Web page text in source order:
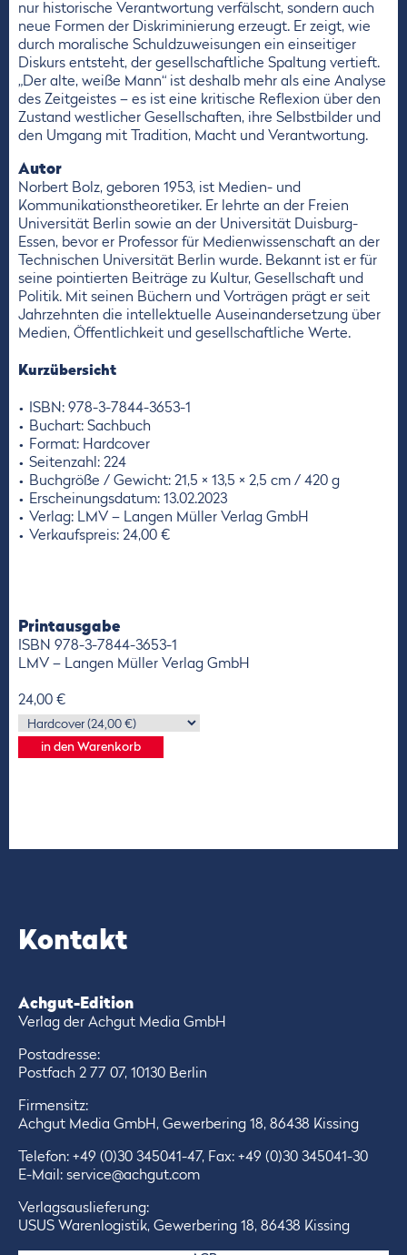
nur historische Verantwortung verfälscht, sondern auch
neue Formen der Diskriminierung erzeugt. Er zeigt, wie
durch moralische Schuldzuweisungen ein einseitiger
Diskurs entsteht, der gesellschaftliche Spaltung vertieft.
„Der alte, weiße Mann“ ist deshalb mehr als eine Analyse
des Zeitgeistes – es ist eine kritische Reflexion über den
Zustand westlicher Gesellschaften, ihre Selbstbilder und
den Umgang mit Tradition, Macht und Verantwortung.
Autor
Norbert Bolz, geboren 1953, ist Medien- und
Kommunikationstheoretiker. Er lehrte an der Freien
Universität Berlin sowie an der Universität Duisburg-
Essen, bevor er Professor für Medienwissenschaft an der
Technischen Universität Berlin wurde. Bekannt ist er für
seine pointierten Beiträge zu Kultur, Gesellschaft und
Politik. Mit seinen Büchern und Vorträgen prägt er seit
Jahrzehnten die intellektuelle Auseinandersetzung über
Medien, Öffentlichkeit und gesellschaftliche Werte.
Kurzübersicht
ISBN: 978-3-7844-3653-1
Buchart: Sachbuch
Format: Hardcover
Seitenzahl: 224
Buchgröße / Gewicht: 21,5 × 13,5 × 2,5 cm / 420 g
Erscheinungsdatum: 13.02.2023
Verlag: LMV – Langen Müller Verlag GmbH
Verkaufspreis: 24,00 €
Printausgabe
ISBN 978-3-7844-3653-1
LMV – Langen Müller Verlag GmbH
24,00 €
Kontakt
Achgut-Edition
Verlag der Achgut Media GmbH
Postadresse:
Postfach 2 77 07, 10130 Berlin
Firmensitz:
Achgut Media GmbH, Gewerbering 18, 86438 Kissing
Telefon: +49 (0)30 345041-47, Fax: +49 (0)30 345041-30
E-Mail: service@achgut.com
Verlagsauslieferung:
USUS Warenlogistik, Gewerbering 18, 86438 Kissing